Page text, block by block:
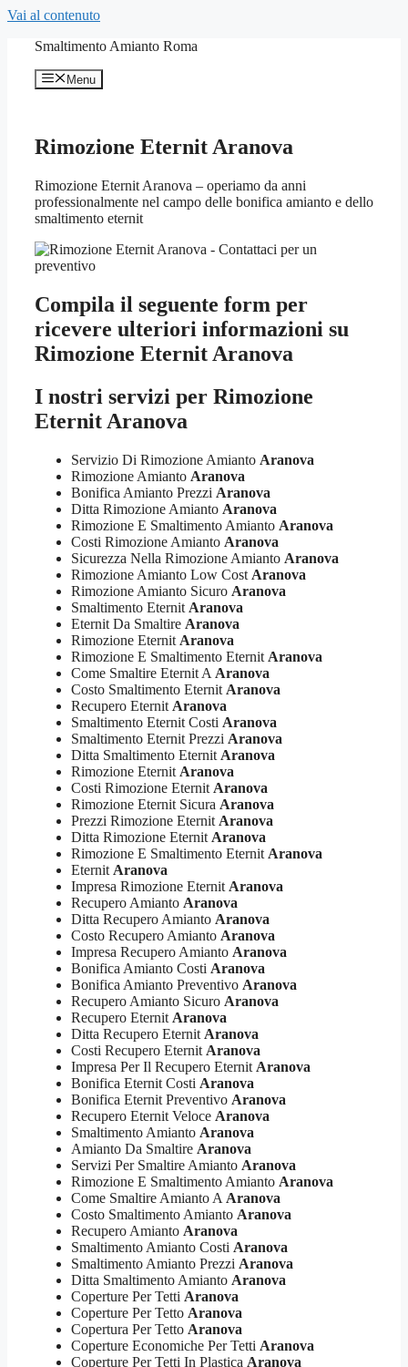
Vai al contenuto
Smaltimento Amianto Roma
Menu
Rimozione Eternit Aranova
Rimozione Eternit Aranova – operiamo da anni
professionalmente nel campo delle bonifica amianto e dello
smaltimento eternit
Compila il seguente form per
ricevere ulteriori informazioni su
Rimozione Eternit Aranova
I nostri servizi per Rimozione
Eternit Aranova
Servizio Di Rimozione Amianto Aranova
Rimozione Amianto Aranova
Bonifica Amianto Prezzi Aranova
Ditta Rimozione Amianto Aranova
Rimozione E Smaltimento Amianto Aranova
Costi Rimozione Amianto Aranova
Sicurezza Nella Rimozione Amianto Aranova
Rimozione Amianto Low Cost Aranova
Rimozione Amianto Sicuro Aranova
Smaltimento Eternit Aranova
Eternit Da Smaltire Aranova
Rimozione Eternit Aranova
Rimozione E Smaltimento Eternit Aranova
Come Smaltire Eternit A Aranova
Costo Smaltimento Eternit Aranova
Recupero Eternit Aranova
Smaltimento Eternit Costi Aranova
Smaltimento Eternit Prezzi Aranova
Ditta Smaltimento Eternit Aranova
Rimozione Eternit Aranova
Costi Rimozione Eternit Aranova
Rimozione Eternit Sicura Aranova
Prezzi Rimozione Eternit Aranova
Ditta Rimozione Eternit Aranova
Rimozione E Smaltimento Eternit Aranova
Eternit Aranova
Impresa Rimozione Eternit Aranova
Recupero Amianto Aranova
Ditta Recupero Amianto Aranova
Costo Recupero Amianto Aranova
Impresa Recupero Amianto Aranova
Bonifica Amianto Costi Aranova
Bonifica Amianto Preventivo Aranova
Recupero Amianto Sicuro Aranova
Recupero Eternit Aranova
Ditta Recupero Eternit Aranova
Costi Recupero Eternit Aranova
Impresa Per Il Recupero Eternit Aranova
Bonifica Eternit Costi Aranova
Bonifica Eternit Preventivo Aranova
Recupero Eternit Veloce Aranova
Smaltimento Amianto Aranova
Amianto Da Smaltire Aranova
Servizi Per Smaltire Amianto Aranova
Rimozione E Smaltimento Amianto Aranova
Come Smaltire Amianto A Aranova
Costo Smaltimento Amianto Aranova
Recupero Amianto Aranova
Smaltimento Amianto Costi Aranova
Smaltimento Amianto Prezzi Aranova
Ditta Smaltimento Amianto Aranova
Coperture Per Tetti Aranova
Coperture Per Tetto Aranova
Copertura Per Tetto Aranova
Coperture Economiche Per Tetti Aranova
Coperture Per Tetti In Plastica Aranova